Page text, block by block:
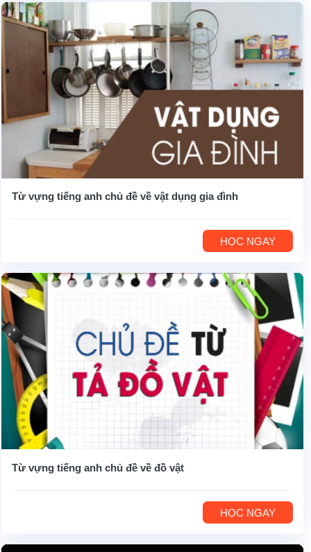
Từ vựng tiếng anh chủ đề về vật dụng gia đình
HỌC NGAY
Từ vựng tiếng anh chủ đề về đồ vật
HỌC NGAY